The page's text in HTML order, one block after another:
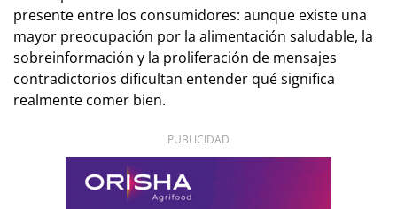
presente entre los consumidores: aunque existe una
mayor preocupación por la alimentación saludable, la
sobreinformación y la proliferación de mensajes
contradictorios dificultan entender qué significa
realmente comer bien.
PUBLICIDAD